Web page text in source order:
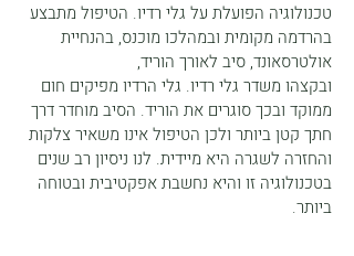
טכנולוגיה הפועלת על גלי רדיו. הטיפול מתבצע
בהרדמה מקומית ובמהלכו מוכנס, בהנחיית
אולטרסאונד, סיב לאורך הוריד,
ובקצהו משדר גלי רדיו. גלי הרדיו מפיקים חום
ממוקד ובכך סוגרים את הוריד. הסיב מוחדר דרך
חתך קטן ביותר ולכן הטיפול אינו משאיר צלקות
והחזרה לשגרה היא מיידית. לנו ניסיון רב שנים
בטכנולוגיה זו והיא נחשבת אפקטיבית ובטוחה
ביותר.